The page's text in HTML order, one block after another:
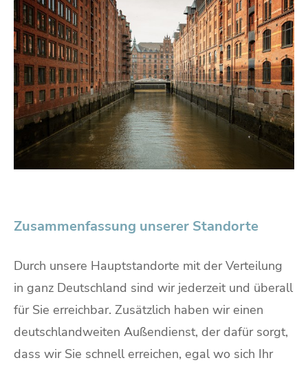
Zusammenfassung unserer Standorte
Durch unsere Hauptstandorte mit der Verteilung
in ganz Deutschland sind wir jederzeit und überall
für Sie erreichbar. Zusätzlich haben wir einen
deutschlandweiten Außendienst, der dafür sorgt,
dass wir Sie schnell erreichen, egal wo sich Ihr